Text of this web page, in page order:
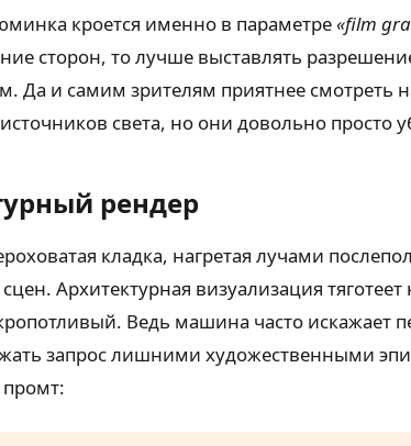
кроется именно в параметре«film
сторон, то лучше выставлять
Да и самим зрителям приятнее
света, но они довольно просто
рендер
кладка, нагретая лучами
Архитектурная визуализация
Ведь машина часто искажает
запрос лишними художественными